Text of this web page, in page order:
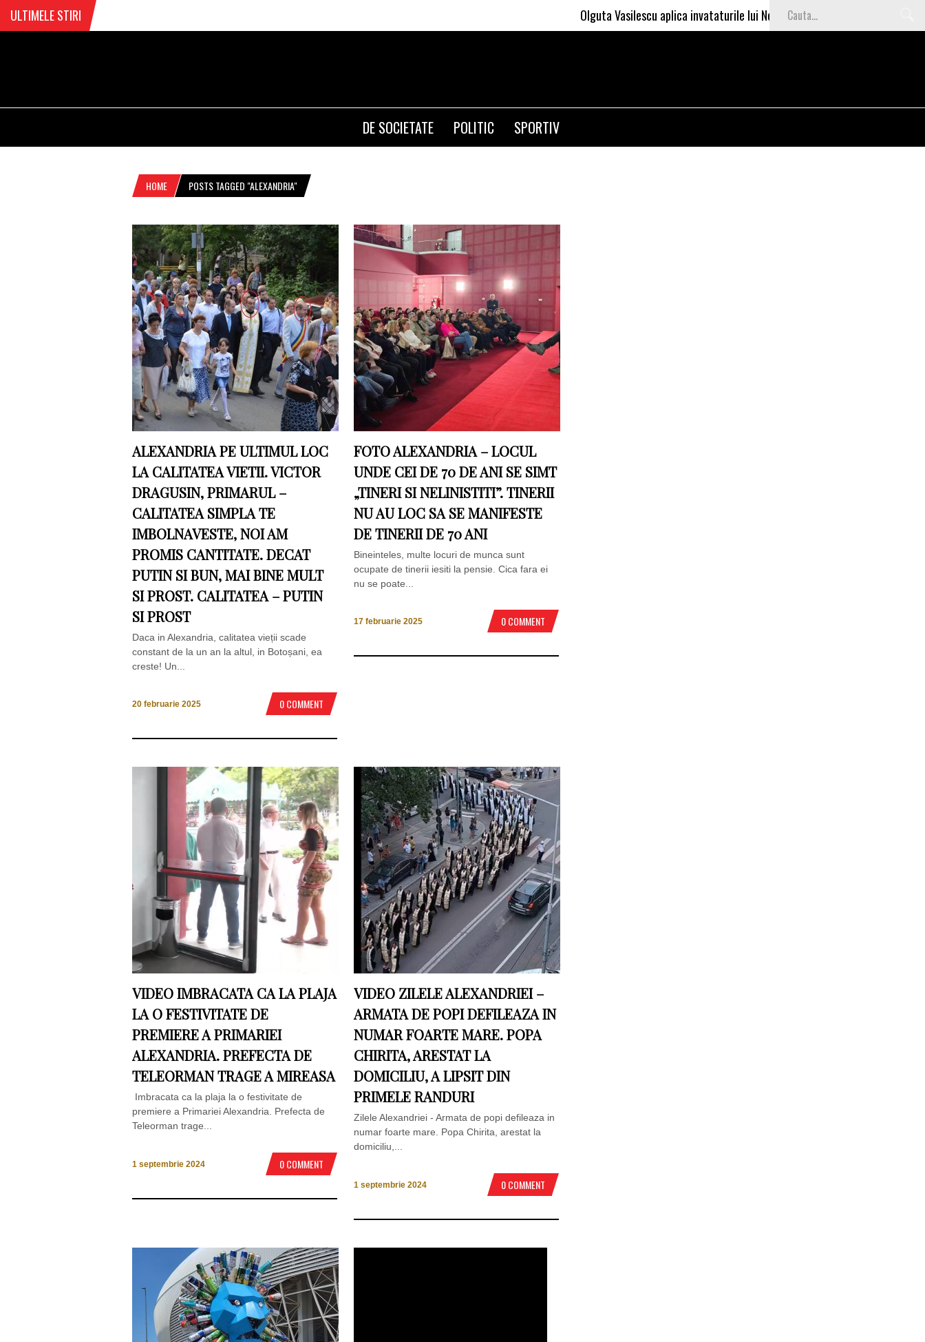
ULTIMELE STIRI Olguta Vasilescu aplica invataturile lui Nea Marin: somajul mare e o garantie pentru
DE SOCIETATE POLITIC SPORTIV
HOME POSTS TAGGED "ALEXANDRIA"
ALEXANDRIA PE ULTIMUL LOC
LA CALITATEA VIETII. VICTOR
DRAGUSIN, PRIMARUL –
CALITATEA SIMPLA TE
IMBOLNAVESTE, NOI AM
PROMIS CANTITATE. DECAT
PUTIN SI BUN, MAI BINE MULT
SI PROST. CALITATEA – PUTIN
SI PROST
Daca in Alexandria, calitatea vieții scade
constant de la un an la altul, in Botoșani, ea
creste! Un...
20 februarie 2025 0 COMMENT
FOTO ALEXANDRIA – LOCUL
UNDE CEI DE 70 DE ANI SE SIMT
„TINERI SI NELINISTITI”. TINERII
NU AU LOC SA SE MANIFESTE
DE TINERII DE 70 ANI
Bineinteles, multe locuri de munca sunt
ocupate de tinerii iesiti la pensie. Cica fara ei
nu se poate...
17 februarie 2025 0 COMMENT
VIDEO IMBRACATA CA LA PLAJA
LA O FESTIVITATE DE
PREMIERE A PRIMARIEI
ALEXANDRIA. PREFECTA DE
TELEORMAN TRAGE A MIREASA
Imbracata ca la plaja la o festivitate de
premiere a Primariei Alexandria. Prefecta de
Teleorman trage...
1 septembrie 2024 0 COMMENT
VIDEO ZILELE ALEXANDRIEI –
ARMATA DE POPI DEFILEAZA IN
NUMAR FOARTE MARE. POPA
CHIRITA, ARESTAT LA
DOMICILIU, A LIPSIT DIN
PRIMELE RANDURI
Zilele Alexandriei - Armata de popi defileaza in
numar foarte mare. Popa Chirita, arestat la
domiciliu,...
1 septembrie 2024 0 COMMENT